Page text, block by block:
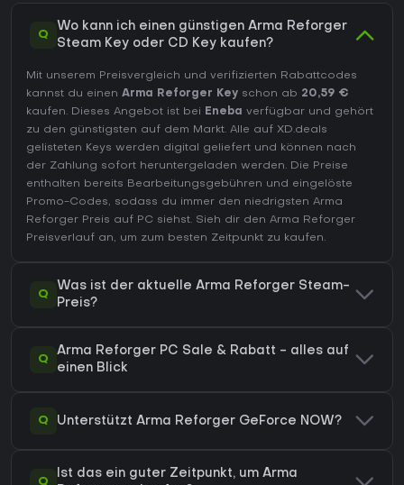
Q
Wo kann ich einen günstigen Arma Reforger
Steam Key oder CD Key kaufen?
Mit unserem Preisvergleich und verifizierten Rabattcodes
kannst du einen Arma Reforger Key schon ab 20,59 €
kaufen. Dieses Angebot ist bei Eneba verfügbar und gehört
zu den günstigsten auf dem Markt. Alle auf XD.deals
gelisteten Keys werden digital geliefert und können nach
der Zahlung sofort heruntergeladen werden. Die Preise
enthalten bereits Bearbeitungsgebühren und eingelöste
Promo-Codes, sodass du immer den niedrigsten Arma
Reforger Preis auf PC siehst. Sieh dir den Arma Reforger
Preisverlauf an, um zum besten Zeitpunkt zu kaufen.
Q
Was ist der aktuelle Arma Reforger Steam-
Preis?
Q
Arma Reforger PC Sale & Rabatt - alles auf
einen Blick
Q Unterstützt Arma Reforger GeForce NOW?
Q
Ist das ein guter Zeitpunkt, um Arma